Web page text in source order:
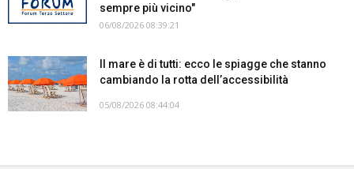
sempre più vicino"
06/08/2026 08:39:21
Il mare è di tutti: ecco le spiagge che stanno
cambiando la rotta dell’accessibilità
05/08/2026 08:44:04